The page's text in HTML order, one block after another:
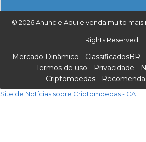
© 2026 Anuncie Aqui e venda muito mais
Rights Reserved.
Mercado Dinâmico ClassificadosBR
Termos de uso
Privacidade
Criptomoedas
Site de Notícias sobre Criptomoedas - CA